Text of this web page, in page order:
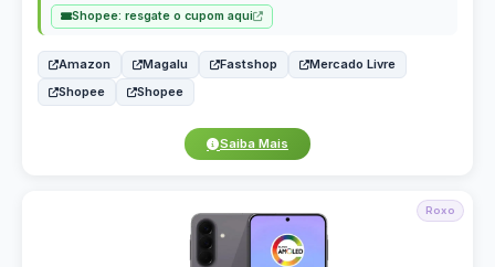
Shopee: resgate o cupom aqui
Amazon Magalu Fastshop
Mercado Livre
Shopee
Shopee
Saiba Mais
Roxo